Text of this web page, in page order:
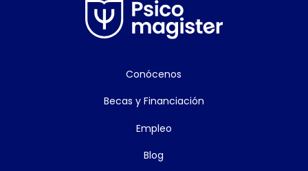
Conócenos
Becas y Financiación
Empleo
Blog